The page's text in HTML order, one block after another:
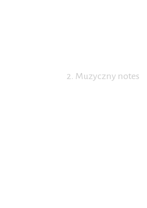
2. Muzyczny notes